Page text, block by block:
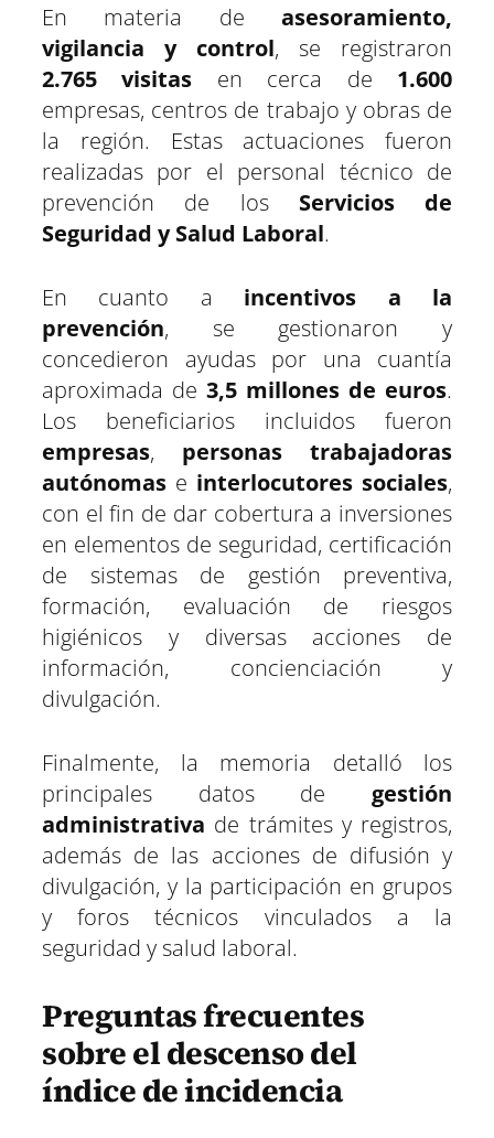
En materia de asesoramiento,
vigilancia y control, se registraron
2.765 visitas en cerca de 1.600
empresas, centros de trabajo y obras de
la región. Estas actuaciones fueron
realizadas por el personal técnico de
prevención de los Servicios de
Seguridad y Salud Laboral.
En cuanto a incentivos a la
prevención, se gestionaron y
concedieron ayudas por una cuantía
aproximada de 3,5 millones de euros.
Los beneficiarios incluidos fueron
empresas, personas trabajadoras
autónomas e interlocutores sociales,
con el fin de dar cobertura a inversiones
en elementos de seguridad, certificación
de sistemas de gestión preventiva,
formación, evaluación de riesgos
higiénicos y diversas acciones de
información, concienciación y
divulgación.
Finalmente, la memoria detalló los
principales datos de gestión
administrativa de trámites y registros,
además de las acciones de difusión y
divulgación, y la participación en grupos
y foros técnicos vinculados a la
seguridad y salud laboral.
Preguntas frecuentes
sobre el descenso del
índice de incidencia